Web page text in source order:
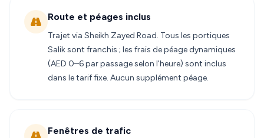
Route et péages inclus
Trajet via Sheikh Zayed Road. Tous les portiques
Salik sont franchis ; les frais de péage dynamiques
(AED 0–6 par passage selon l'heure) sont inclus
dans le tarif fixe. Aucun supplément péage.
Fenêtres de trafic